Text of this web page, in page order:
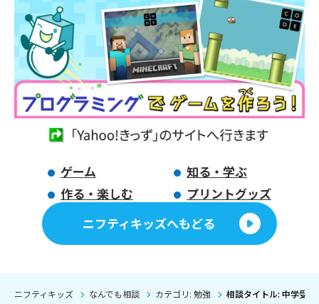
ゲーム
知る・学ぶ
作る・楽しむ
プリントグッズ
ニフティキッズへもどる
ニフティキッズ なんでも相談 カテゴリ: 勉強 相談タイトル: 中学受